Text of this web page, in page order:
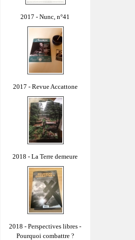
2017 - Nunc, n°41
2017 - Revue Accattone
2018 - La Terre demeure
2018 - Perspectives libres -
Pourquoi combattre ?